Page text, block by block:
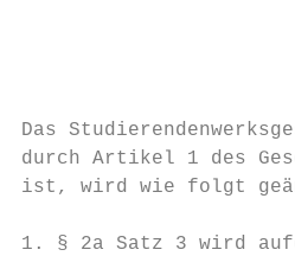
Das
durch Artikel 1 des
ist, wird wie folgt
1. § 2a Satz 3 wird